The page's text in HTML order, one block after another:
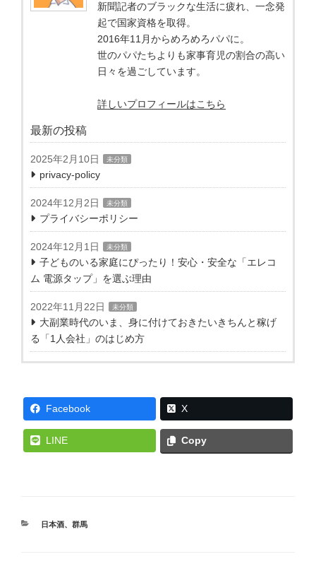
新聞記者のブラックな生活に疲れ、一念発
起で国家資格を取得。
2016年11月からめろめろパパに。
世のパパたちよりも家事育児の割合の高い
日々を過ごしています。
詳しいプロフィールはこちら
最新の投稿
2025年2月10日 未分類
privacy-policy
2024年12月2日 未分類
プライバシーポリシー
2024年12月1日 未分類
子どものいる家庭にぴったり！安心・安全な「エレコ
ム 電源タップ」を選ぶ理由
2022年11月22日 未分類
大副業時代のいま、身に付けておきたいきちんと稼げ
る「1人会社」のはじめ方
Facebook X
LINE Copy
カ
日本酒、 群馬